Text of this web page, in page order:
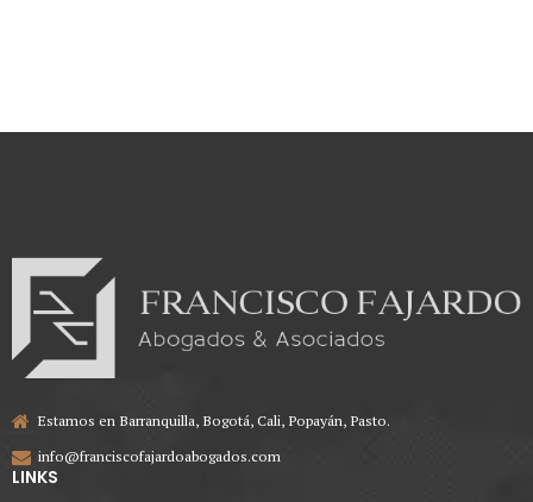
Estamos en Barranquilla, Bogotá, Cali, Popayán, Pasto.
info@franciscofajardoabogados.com
LINKS